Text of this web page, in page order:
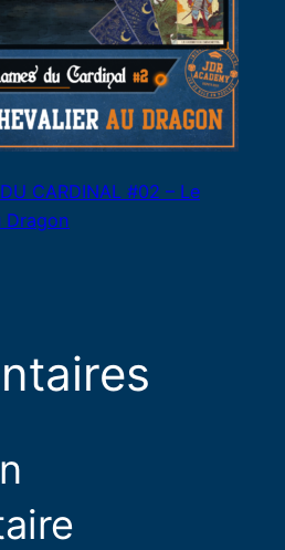
CARDINAL #02 – Le
Dragon